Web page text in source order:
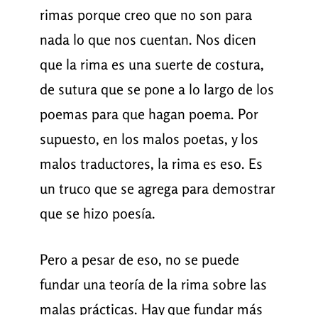
rimas porque creo que no son para
nada lo que nos cuentan. Nos dicen
que la rima es una suerte de costura,
de sutura que se pone a lo largo de los
poemas para que hagan poema. Por
supuesto, en los malos poetas, y los
malos traductores, la rima es eso. Es
un truco que se agrega para demostrar
que se hizo poesía.
Pero a pesar de eso, no se puede
fundar una teoría de la rima sobre las
malas prácticas. Hay que fundar más